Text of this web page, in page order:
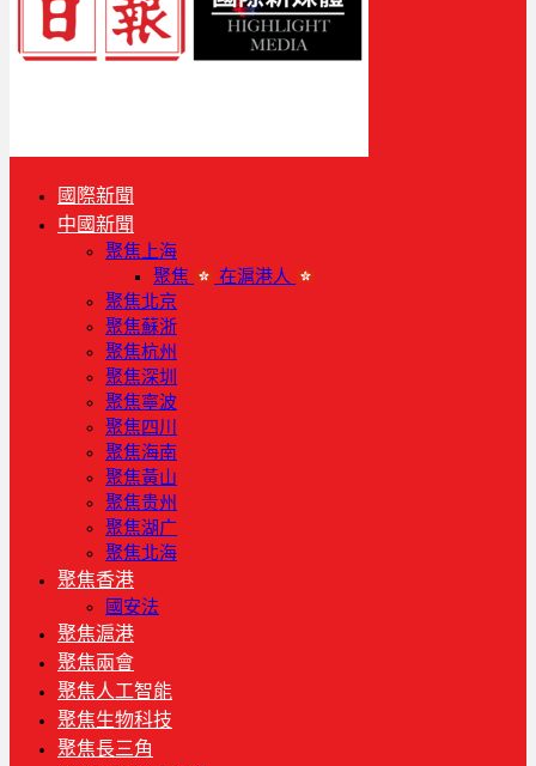
國際新聞
中國新聞
聚焦上海
聚焦
在滬港人
聚焦北京
聚焦蘇浙
聚焦杭州
聚焦深圳
聚焦寧波
聚焦四川
聚焦海南
聚焦黃山
聚焦贵州
聚焦湖广
聚焦北海
聚焦香港
國安法
聚焦滬港
聚焦兩會
聚焦人工智能
聚焦生物科技
聚焦長三角